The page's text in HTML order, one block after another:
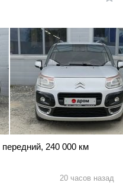
передний, 240 000 км
20 часов назад